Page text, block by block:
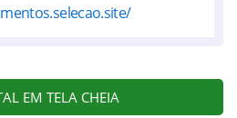
EM TELA CHEIA